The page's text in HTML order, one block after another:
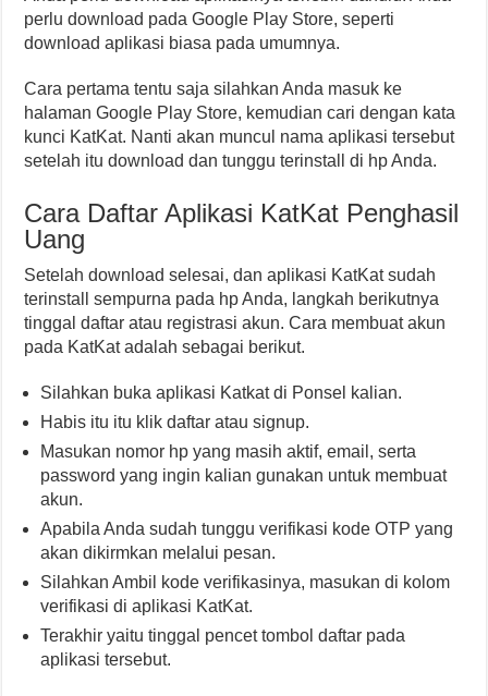
perlu download pada Google Play Store, seperti
download aplikasi biasa pada umumnya.
Cara pertama tentu saja silahkan Anda masuk ke
halaman Google Play Store, kemudian cari dengan kata
kunci KatKat. Nanti akan muncul nama aplikasi tersebut
setelah itu download dan tunggu terinstall di hp Anda.
Cara Daftar Aplikasi KatKat Penghasil
Uang
Setelah download selesai, dan aplikasi KatKat sudah
terinstall sempurna pada hp Anda, langkah berikutnya
tinggal daftar atau registrasi akun. Cara membuat akun
pada KatKat adalah sebagai berikut.
Silahkan buka aplikasi Katkat di Ponsel kalian.
Habis itu itu klik daftar atau signup.
Masukan nomor hp yang masih aktif, email, serta
password yang ingin kalian gunakan untuk membuat
akun.
Apabila Anda sudah tunggu verifikasi kode OTP yang
akan dikirmkan melalui pesan.
Silahkan Ambil kode verifikasinya, masukan di kolom
verifikasi di aplikasi KatKat.
Terakhir yaitu tinggal pencet tombol daftar pada
aplikasi tersebut.